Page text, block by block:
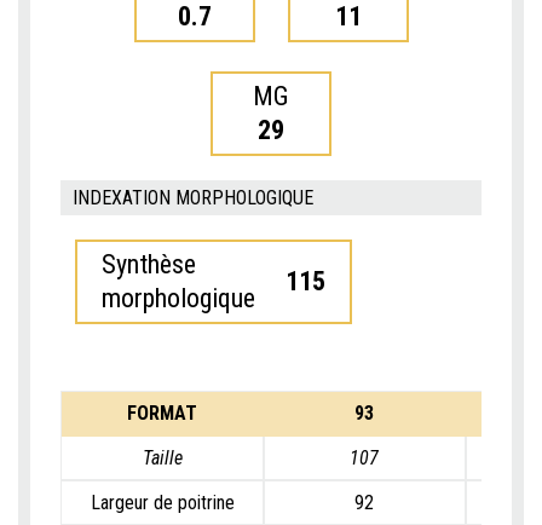
0.7
11
MG
29
INDEXATION MORPHOLOGIQUE
Synthèse
morphologique
115
FORMAT
93
Taille
107
Largeur de poitrine
92